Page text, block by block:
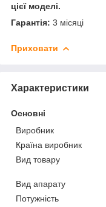
цієї моделі.
Гарантія: 3 місяці
Приховати
Характеристики
Основні
Виробник
Країна виробник
Вид товару
Вид апарату
Потужність